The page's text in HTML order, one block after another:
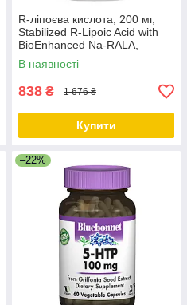
R-ліпоєва кислота, 200 мг,
Stabilized R-Lipoic Acid with
BioEnhanced Na-RALA,
Doctor's Best, 60
вегетаріанських капсул
В наявності
838 ₴ 1 676 ₴
Купити
–22%